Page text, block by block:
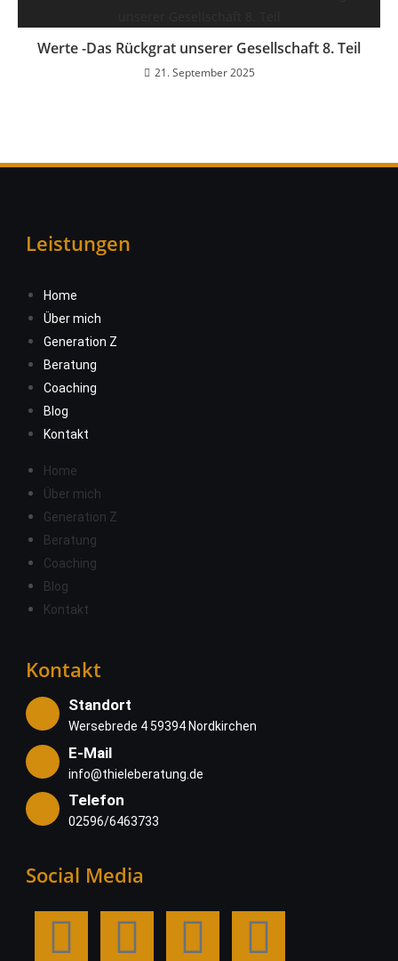
Werte -Das Rückgrat unserer Gesellschaft 8. Teil
21. September 2025
Leistungen
Home
Über mich
Generation Z
Beratung
Coaching
Blog
Kontakt
Home
Über mich
Generation Z
Beratung
Coaching
Blog
Kontakt
Kontakt
Standort
Wersebrede 4 59394 Nordkirchen
E-Mail
info@thieleberatung.de
Telefon
02596/6463733
Social Media